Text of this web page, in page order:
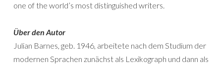
one of the world’s most distinguished writers.
Über den Autor
Julian Barnes, geb. 1946, arbeitete nach dem Studium der
modernen Sprachen zunächst als Lexikograph und dann als